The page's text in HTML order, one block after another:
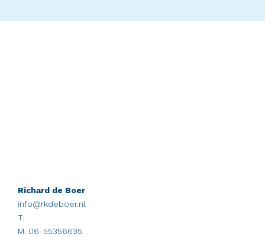
Richard de Boer
info@rkdeboer.nl
T.
M. 06-55356635